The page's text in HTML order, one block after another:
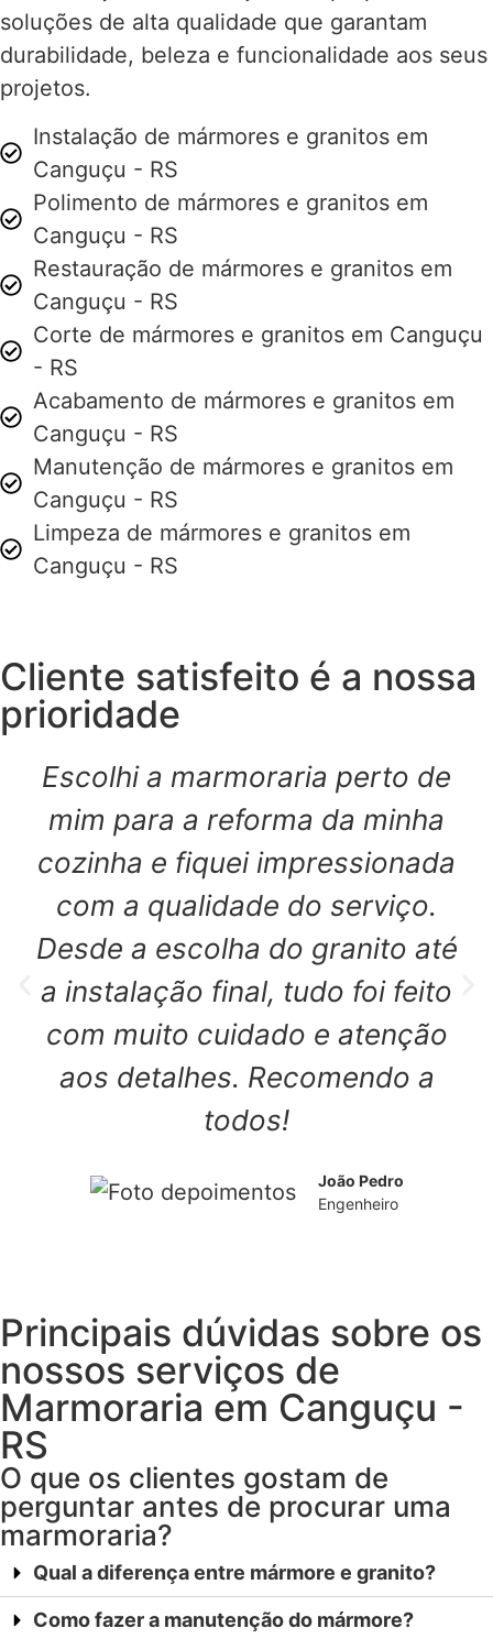
soluções de alta qualidade que garantam
durabilidade, beleza e funcionalidade aos seus
projetos.
Instalação de mármores e granitos em
Canguçu - RS
Polimento de mármores e granitos em
Canguçu - RS
Restauração de mármores e granitos em
Canguçu - RS
Corte de mármores e granitos em Canguçu
- RS
Acabamento de mármores e granitos em
Canguçu - RS
Manutenção de mármores e granitos em
Canguçu - RS
Limpeza de mármores e granitos em
Canguçu - RS
Cliente satisfeito é a nossa
prioridade
Escolhi a marmoraria perto de
mim para a reforma da minha
cozinha e fiquei impressionada
com a qualidade do serviço.
Desde a escolha do granito até
a instalação final, tudo foi feito
com muito cuidado e atenção
aos detalhes. Recomendo a
todos!
João Pedro
Engenheiro
Principais dúvidas sobre os
nossos serviços de
Marmoraria em Canguçu -
RS
O que os clientes gostam de
perguntar antes de procurar uma
marmoraria?
Qual a diferença entre mármore e granito?
Como fazer a manutenção do mármore?